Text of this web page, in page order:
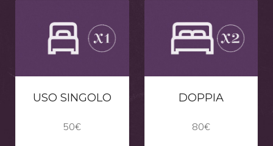
USO SINGOLO
50€
DOPPIA
80€